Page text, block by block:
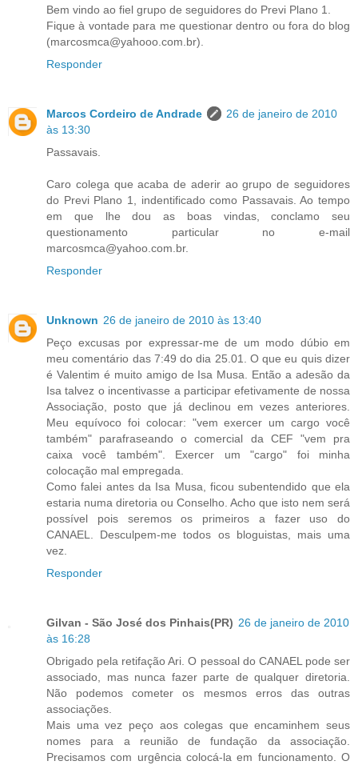
Bem vindo ao fiel grupo de seguidores do Previ Plano 1.
Fique à vontade para me questionar dentro ou fora do blog
(marcosmca@yahooo.com.br).
Responder
Marcos Cordeiro de Andrade
26 de janeiro de 2010
às 13:30
Passavais.
Caro colega que acaba de aderir ao grupo de seguidores
do Previ Plano 1, indentificado como Passavais. Ao tempo
em que lhe dou as boas vindas, conclamo seu
questionamento particular no e-mail
marcosmca@yahoo.com.br.
Responder
Unknown 26 de janeiro de 2010 às 13:40
Peço excusas por expressar-me de um modo dúbio em
meu comentário das 7:49 do dia 25.01. O que eu quis dizer
é Valentim é muito amigo de Isa Musa. Então a adesão da
Isa talvez o incentivasse a participar efetivamente de nossa
Associação, posto que já declinou em vezes anteriores.
Meu equívoco foi colocar: "vem exercer um cargo você
também" parafraseando o comercial da CEF "vem pra
caixa você também". Exercer um "cargo" foi minha
colocação mal empregada.
Como falei antes da Isa Musa, ficou subentendido que ela
estaria numa diretoria ou Conselho. Acho que isto nem será
possível pois seremos os primeiros a fazer uso do
CANAEL. Desculpem-me todos os bloguistas, mais uma
vez.
Responder
Gilvan - São José dos Pinhais(PR) 26 de janeiro de 2010
às 16:28
Obrigado pela retifação Ari. O pessoal do CANAEL pode ser
associado, mas nunca fazer parte de qualquer diretoria.
Não podemos cometer os mesmos erros das outras
associações.
Mais uma vez peço aos colegas que encaminhem seus
nomes para a reunião de fundação da associação.
Precisamos com urgência colocá-la em funcionamento. O